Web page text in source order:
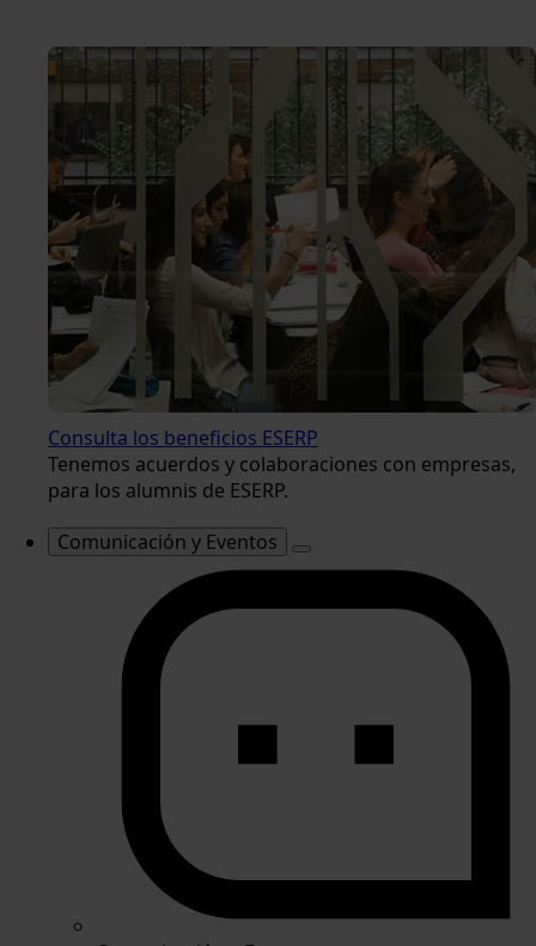
Consulta los beneficios ESERP
Tenemos acuerdos y colaboraciones con empresas,
para los alumnis de ESERP.
Comunicación y Eventos